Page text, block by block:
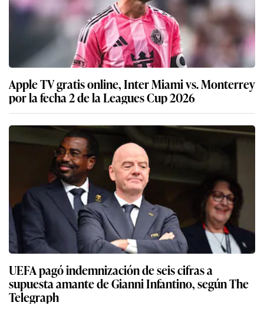
Apple TV gratis online, Inter Miami vs. Monterrey
por la fecha 2 de la Leagues Cup 2026
UEFA pagó indemnización de seis cifras a
supuesta amante de Gianni Infantino, según The
Telegraph